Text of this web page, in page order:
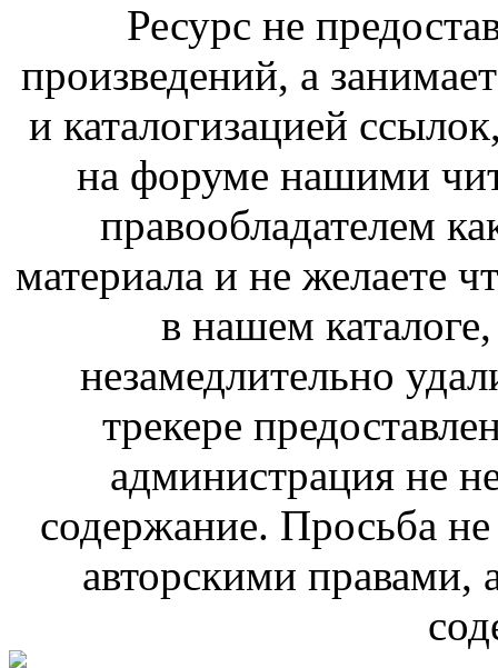
Ресурс не
произведений, а
и каталогизацией
на форуме нашими
правообладателем
материала и не желаете
в нашем
незамедлительно
трекере
администрация не
содержание. Просьба
авторскими правами,